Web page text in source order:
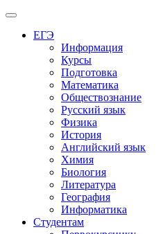
Меню
ЕГЭ
Информация
Курсы
Подготовка
Математика
Обществознание
Русский язык
Физика
История
Английский язык
Химия
Биология
Литература
География
Информатика
Студентам